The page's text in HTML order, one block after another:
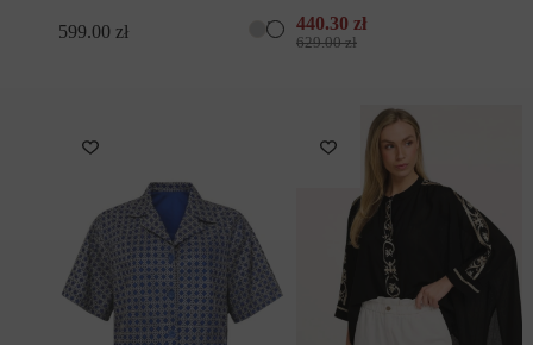
599.00 zł
629.00zł
Pierwotna
440.30 zł
Aktualna